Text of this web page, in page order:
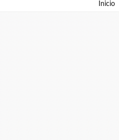
Inicio